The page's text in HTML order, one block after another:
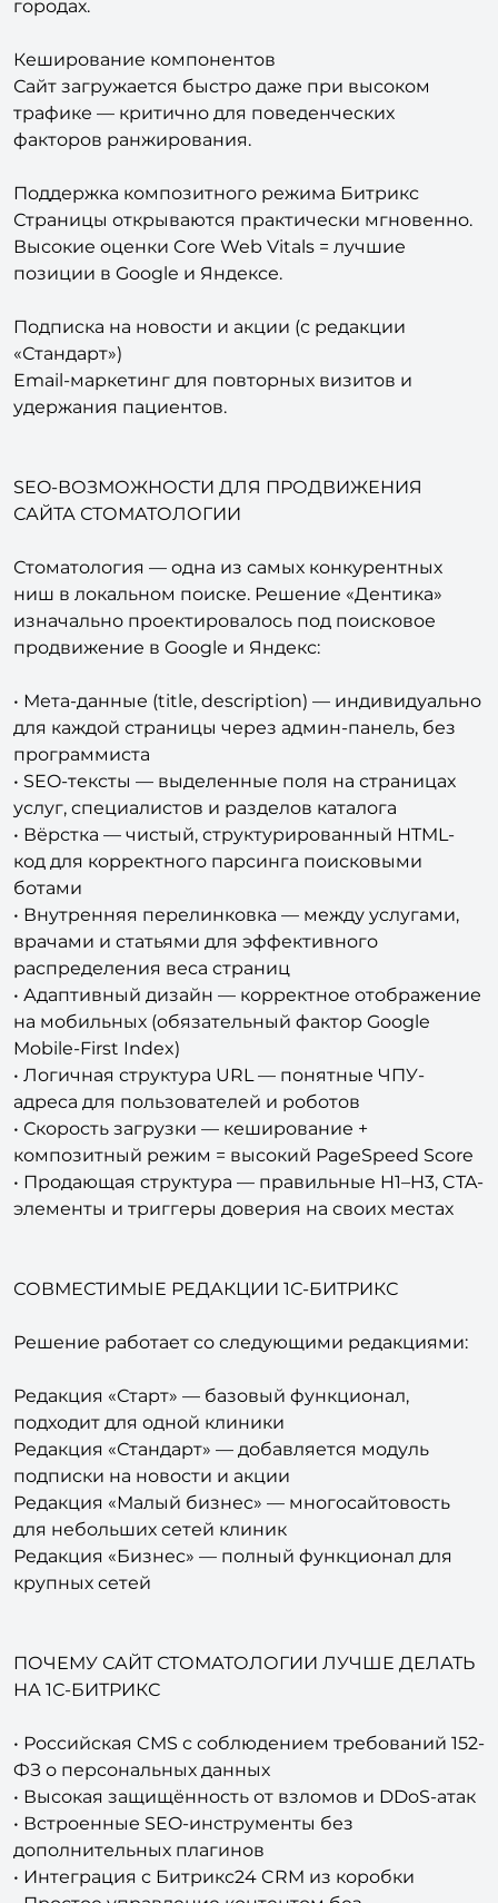
Кеширование компонентов
Сайт загружается быстро даже при высоком
трафике — критично для поведенческих
факторов ранжирования.
Поддержка композитного режима Битрикс
Страницы открываются практически мгновенно.
Высокие оценки Core Web Vitals = лучшие
позиции в Google и Яндексе.
Подписка на новости и акции (с редакции
«Стандарт»)
Email-маркетинг для повторных визитов и
удержания пациентов.
САЙТА СТОМАТОЛОГИИ
ниш в локальном поиске. Решение «Дентика»
изначально проектировалось под поисковое
• Мета-данные (title, description) — индивидуально
для каждой страницы через админ-панель, без
программиста
• SEO-тексты — выделенные поля на страницах
услуг, специалистов и разделов каталога
• Вёрстка — чистый, структурированный HTML-
код для корректного парсинга поисковыми
ботами
• Внутренняя перелинковка — между услугами,
врачами и статьями для эффективного
распределения веса страниц
• Адаптивный дизайн — корректное отображение
на мобильных (обязательный фактор Google
Mobile-First Index)
• Логичная структура URL — понятные ЧПУ-
адреса для пользователей и роботов
• Скорость загрузки — кеширование +
композитный режим = высокий PageSpeed Score
• Продающая структура — правильные H1–H3, CTA-
элементы и триггеры доверия на своих местах
Решение работает со следующими редакциями:
Редакция «Старт» — базовый функционал,
подходит для одной клиники
Редакция «Стандарт» — добавляется модуль
подписки на новости и акции
Редакция «Малый бизнес» — многосайтовость
для небольших сетей клиник
Редакция «Бизнес» — полный функционал для
крупных сетей
НА 1С-БИТРИКС
ФЗ о персональных данных
• Высокая защищённость от взломов и DDoS-атак
• Встроенные SEO-инструменты без
дополнительных плагинов
• Интеграция с Битрикс24 CRM из коробки
• Простое управление контентом без
программиста